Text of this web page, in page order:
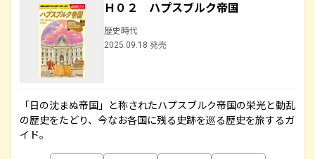
Ｈ０２ ハプスブルク帝国
歴史時代
2025.09.18 発売
「日の沈まぬ帝国」と称されたハプスブルク帝国の栄光と動乱
の歴史をたどり、今なお各国に残る史跡を巡る歴史を旅するガ
イド。